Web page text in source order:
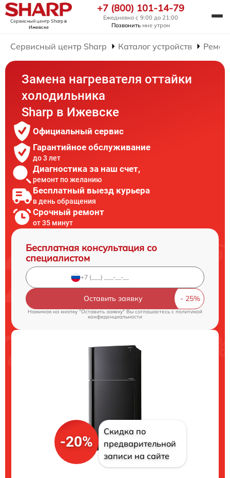
Сервисный центр Sharpв
Ижевске
+7 (800) 101-14-79
Ежедневно с 9:00 до 21:00
Позвонить мне утром
Сервисный центр Sharp Каталог устройств
Замена нагревателя оттайки
холодильника
Sharp в Ижевске
Официальный сервис
Гарантийное обслуживание
до 3 лет
Диагностика за наш счет,
ремонт по желанию
Бесплатный выезд курьера
в день обращения
Срочный ремонт
от 35 минут
Бесплатная консультация со
специалистом
Оставить заявку
Нажимая на кнопку "Оставить заявку" Вы соглашаетесь cполитикой
конфиденциальности
-20%
Скидка по
предварительной
записи на сайте